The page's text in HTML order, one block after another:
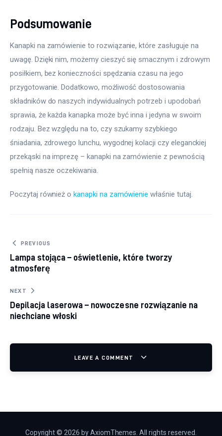
Podsumowanie
Kanapki na zamówienie to rozwiązanie, które zasługuje na
uwagę. Dzięki nim, możemy cieszyć się smacznym i zdrowym
posiłkiem, bez konieczności spędzania czasu na jego
przygotowanie. Dodatkowo, możliwość dostosowania
składników do naszych indywidualnych potrzeb i upodobań
sprawia, że każda kanapka może być inna i jedyna w swoim
rodzaju. Bez względu na to, czy szukamy szybkiego
śniadania, zdrowego lunchu, wygodnej kolacji czy eleganckiej
przekąski na imprezę – kanapki na zamówienie z pewnością
spełnią nasze oczekiwania.
Poczytaj również o kanapki na zamówienie właśnie tutaj.
Nawigacja wpisu
PREVIOUS
Lampa stojąca – oświetlenie, które tworzy
atmosferę
NEXT
Depilacja laserowa – nowoczesne rozwiązanie na
niechciane włoski
LEAVE A COMMENT
Copyright © 2026 by AxiomThemes. All rights reserved.